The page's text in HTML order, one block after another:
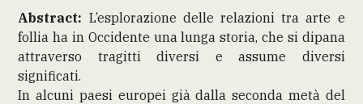
Abstract: L’esplorazione delle relazioni tra arte e
follia ha in Occidente una lunga storia, che si dipana
attraverso tragitti diversi e assume diversi
significati.
In alcuni paesi europei già dalla seconda metà del